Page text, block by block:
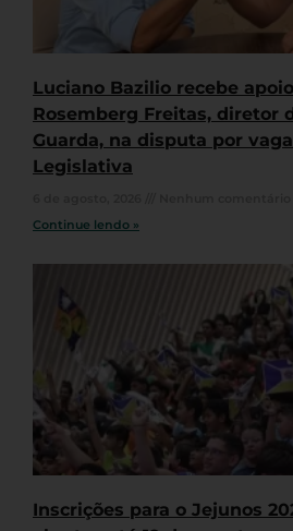
Luciano Bazilio recebe
Rosemberg Freitas, diretor
Guarda, na disputa por
Legislativa
Continue lendo »
Inscrições para o Jejunos